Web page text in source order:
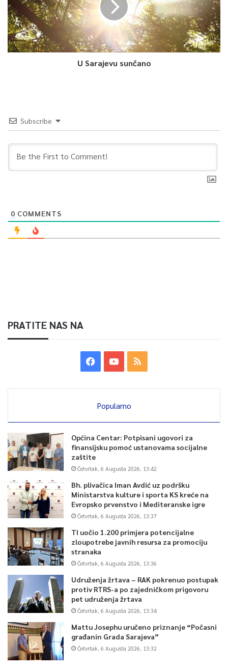
U Sarajevu sunčano
Subscribe
0 COMMENTS
PRATITE NAS NA
Popularno
Općina Centar: Potpisani ugovori za
finansijsku pomoć ustanovama socijalne
zaštite
Četvrtak, 6 Augusta 2026, 13:42
Bh. plivačica Iman Avdić uz podršku
Ministarstva kulture i sporta KS kreće na
Evropsko prvenstvo i Mediteranske igre
Četvrtak, 6 Augusta 2026, 13:37
TI uočio 1.200 primjera potencijalne
zloupotrebe javnih resursa za promociju
stranaka
Četvrtak, 6 Augusta 2026, 13:36
Udruženja žrtava – RAK pokrenuo postupak
protiv RTRS-a po zajedničkom prigovoru
pet udruženja žrtava
Četvrtak, 6 Augusta 2026, 13:34
Mattu Josephu uručeno priznanje “Počasni
građanin Grada Sarajeva”
Četvrtak, 6 Augusta 2026, 13:32